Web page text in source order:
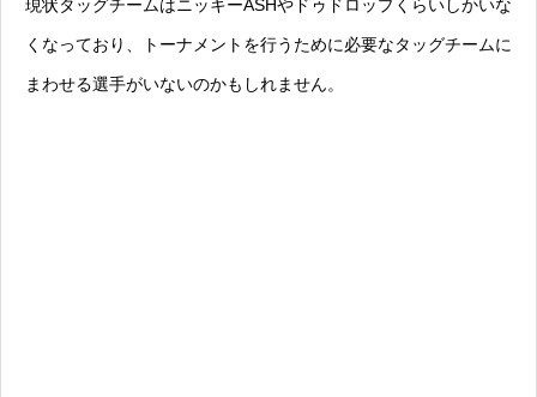
現状タッグチームはニッキーASHやドゥドロップくらいしかいな
くなっており、トーナメントを行うために必要なタッグチームに
まわせる選手がいないのかもしれません。